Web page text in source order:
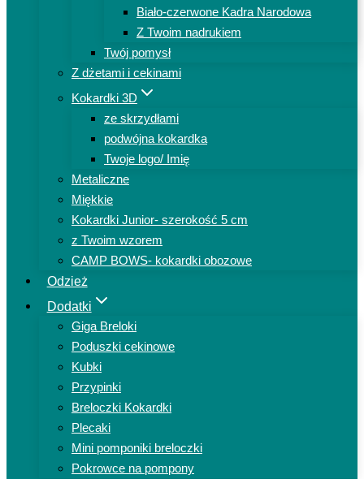
Biało-czerwone Kadra Narodowa
Z Twoim nadrukiem
Twój pomysł
Z dżetami i cekinami
Kokardki 3D
ze skrzydłami
podwójna kokardka
Twoje logo/ Imię
Metaliczne
Miękkie
Kokardki Junior- szerokość 5 cm
z Twoim wzorem
CAMP BOWS- kokardki obozowe
Odzież
Dodatki
Giga Breloki
Poduszki cekinowe
Kubki
Przypinki
Breloczki Kokardki
Plecaki
Mini pomponiki breloczki
Pokrowce na pompony